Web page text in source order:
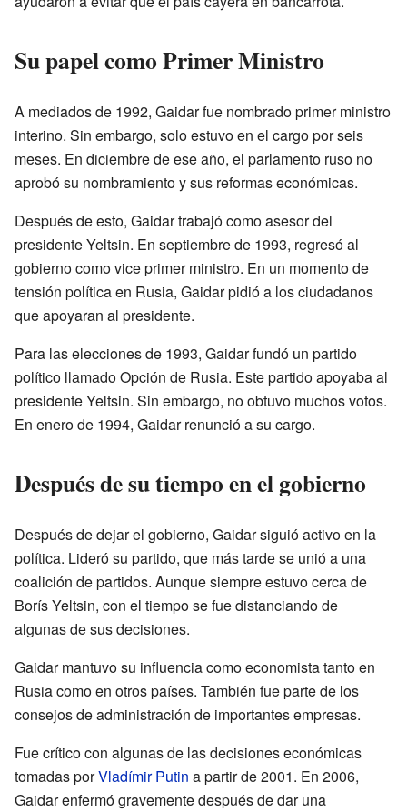
Su papel como Primer Ministro
A mediados de 1992, Gaidar fue nombrado primer ministro
interino. Sin embargo, solo estuvo en el cargo por seis
meses. En diciembre de ese año, el parlamento ruso no
aprobó su nombramiento y sus reformas económicas.
Después de esto, Gaidar trabajó como asesor del
presidente Yeltsin. En septiembre de 1993, regresó al
gobierno como vice primer ministro. En un momento de
tensión política en Rusia, Gaidar pidió a los ciudadanos
que apoyaran al presidente.
Para las elecciones de 1993, Gaidar fundó un partido
político llamado Opción de Rusia. Este partido apoyaba al
presidente Yeltsin. Sin embargo, no obtuvo muchos votos.
En enero de 1994, Gaidar renunció a su cargo.
Después de su tiempo en el gobierno
Después de dejar el gobierno, Gaidar siguió activo en la
política. Lideró su partido, que más tarde se unió a una
coalición de partidos. Aunque siempre estuvo cerca de
Borís Yeltsin, con el tiempo se fue distanciando de
algunas de sus decisiones.
Gaidar mantuvo su influencia como economista tanto en
Rusia como en otros países. También fue parte de los
consejos de administración de importantes empresas.
Fue crítico con algunas de las decisiones económicas
tomadas porVladímir Putin a partir de 2001. En 2006,
Gaidar enfermó gravemente después de dar una